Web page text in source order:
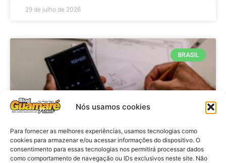
Nós usamos cookies
Para fornecer as melhores experiências, usamos tecnologias como
cookies para armazenar e/ou acessar informações do dispositivo. O
consentimento para essas tecnologias nos permitirá processar dados
como comportamento de navegação ou IDs exclusivos neste site. Não
29 de julho de 2026
BRASIL